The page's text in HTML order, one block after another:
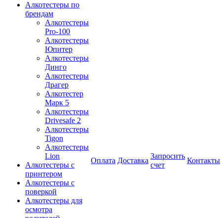
Алкотестеры по
брендам
Алкотестеры
Pro-100
Алкотестеры
Юпитер
Алкотестеры
Динго
Алкотестеры
Драгер
Алкотестер
Марк 5
Алкотестеры
Drivesafe 2
Алкотестеры
Tigon
Алкотестеры
Lion
Алкотестеры с
принтером
Алкотестеры с
поверкой
Алкотестеры для
осмотра
Оплата Доставка
Запросить
счет
Контакты